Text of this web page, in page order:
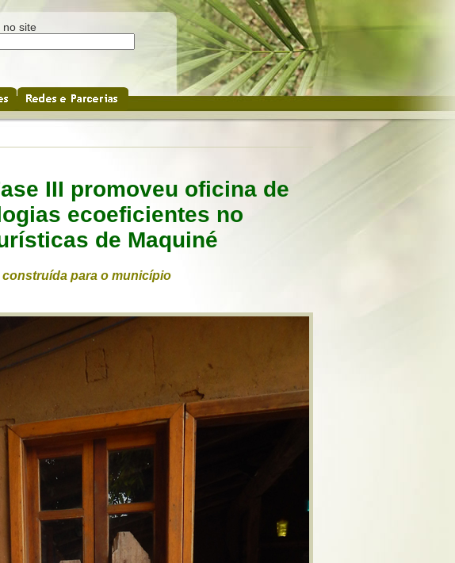
no site
III promoveu oficina de
ecoeficientes no
de Maquiné
para o município